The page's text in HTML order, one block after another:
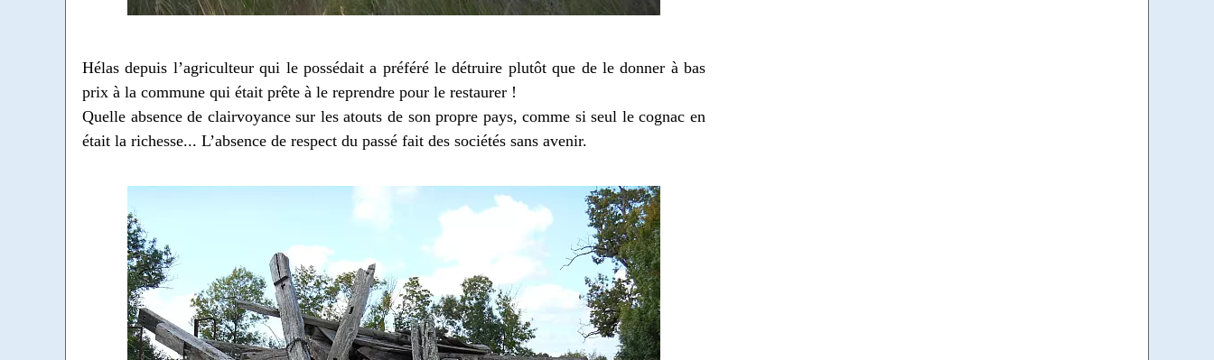
Hélas depuis l’agriculteur qui le possédait a préféré le détruire plutôt que de le donner à bas
prix à la commune qui était prête à le reprendre pour le restaurer !
Quelle absence de clairvoyance sur les atouts de son propre pays, comme si seul le cognac en
était la richesse... L’absence de respect du passé fait des sociétés sans avenir.